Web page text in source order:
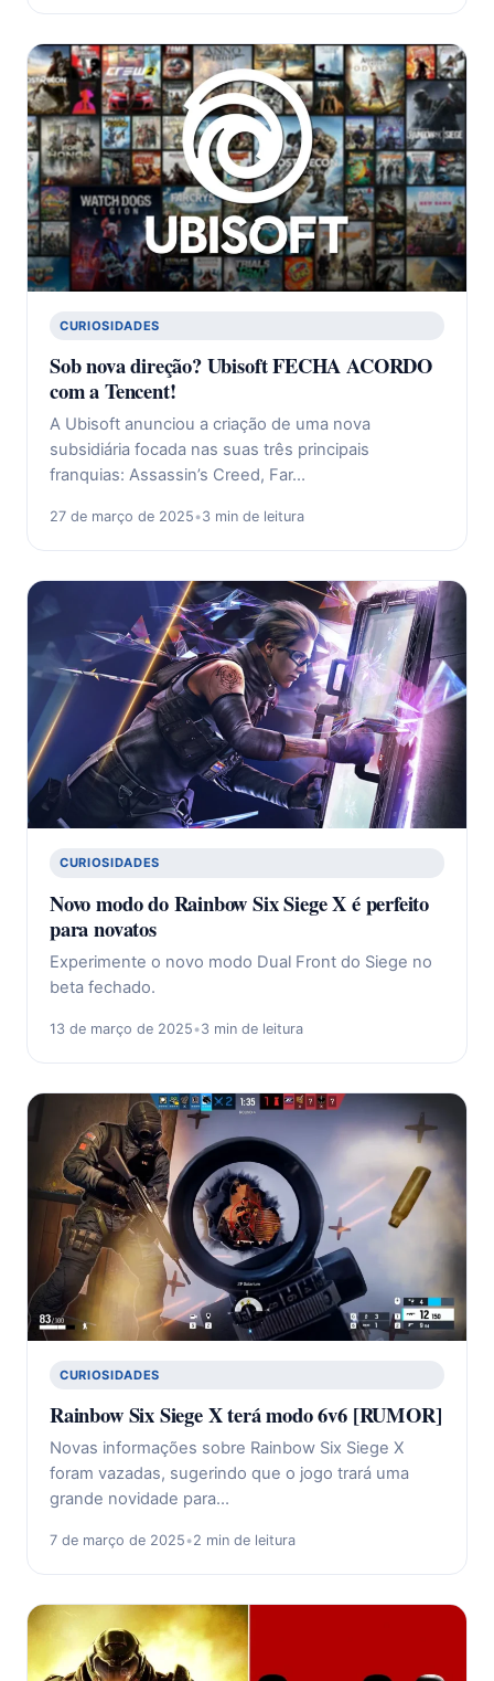
CURIOSIDADES
Sob nova direção? Ubisoft FECHA ACORDO
com a Tencent!
A Ubisoft anunciou a criação de uma nova
subsidiária focada nas suas três principais
franquias: Assassin’s Creed, Far…
27 de março de 2025•3 min de leitura
CURIOSIDADES
Novo modo do Rainbow Six Siege X é perfeito
para novatos
Experimente o novo modo Dual Front do Siege no
beta fechado.
13 de março de 2025•3 min de leitura
CURIOSIDADES
Rainbow Six Siege X terá modo 6v6 [RUMOR]
Novas informações sobre Rainbow Six Siege X
foram vazadas, sugerindo que o jogo trará uma
grande novidade para…
7 de março de 2025•2 min de leitura